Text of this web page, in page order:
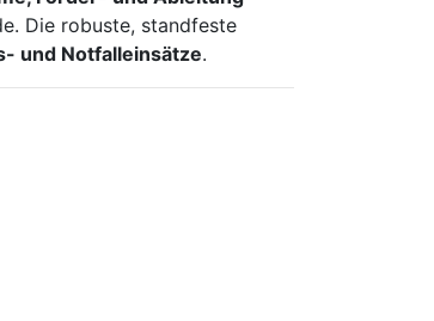
Die robuste, standfeste
und Notfalleinsätze.